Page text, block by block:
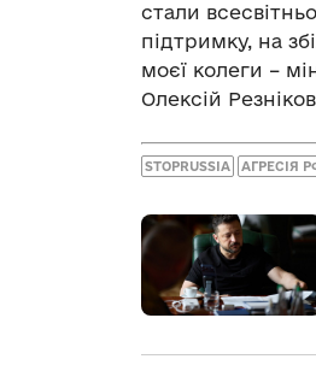
стали
підтримку, на
моєї колеги –
Олексій
STOPRUSSIA АГРЕСІЯ